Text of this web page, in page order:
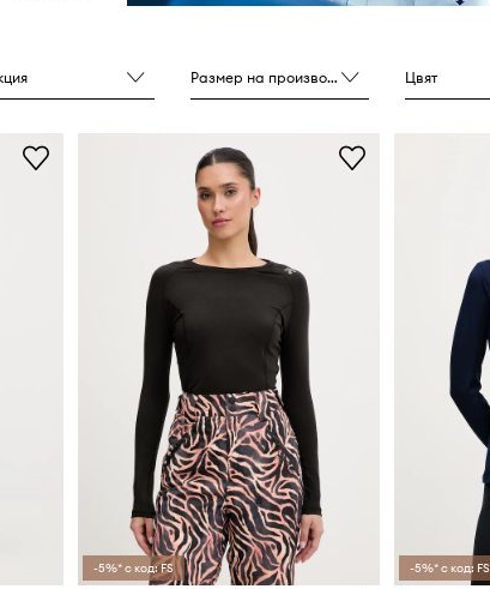
Размер на производителя Цвят
-5%* с код: FS -5%* с код: FS